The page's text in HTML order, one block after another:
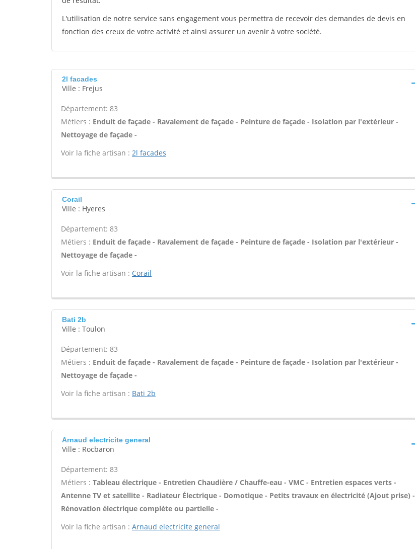
L'utilisation de notre service sans engagement vous permettra de recevoir des demandes de devis en
fonction des creux de votre activité et ainsi assurer un avenir à votre société.
2l facades
Ville : Frejus
Département: 83
Métiers : Enduit de façade - Ravalement de façade - Peinture de façade - Isolation par l'extérieur -
Nettoyage de façade -
Voir la fiche artisan : 2l facades
Corail
Ville : Hyeres
Département: 83
Métiers : Enduit de façade - Ravalement de façade - Peinture de façade - Isolation par l'extérieur -
Nettoyage de façade -
Voir la fiche artisan : Corail
Bati 2b
Ville : Toulon
Département: 83
Métiers : Enduit de façade - Ravalement de façade - Peinture de façade - Isolation par l'extérieur -
Nettoyage de façade -
Voir la fiche artisan : Bati 2b
Arnaud electricite general
Ville : Rocbaron
Département: 83
Métiers : Tableau électrique - Entretien Chaudière / Chauffe-eau - VMC - Entretien espaces verts -
Antenne TV et satellite - Radiateur Électrique - Domotique - Petits travaux en électricité (Ajout prise) -
Rénovation électrique complète ou partielle -
Voir la fiche artisan : Arnaud electricite general